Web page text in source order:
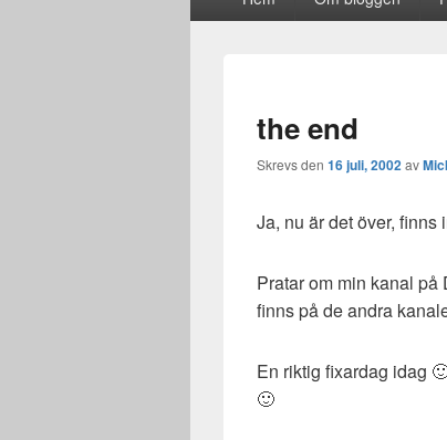
the end
Skrevs den 16 juli, 2002av
Ja, nu är det över, finns
Pratar om min kanal på
finns på de andra
En riktig fixardag idag
🙂